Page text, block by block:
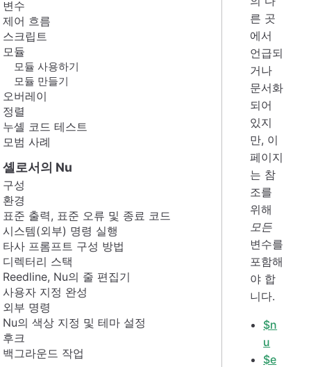
변수
제어 흐름
스크립트
모듈
모듈 사용하기
모듈 만들기
오버레이
정렬
누셸 코드 테스트
모범 사례
셸로서의 Nu
구성
환경
표준 출력, 표준 오류 및 종료 코드
시스템(외부) 명령 실행
타사 프롬프트 구성 방법
디렉터리 스택
Reedline, Nu의 줄 편집기
사용자 지정 완성
외부 명령
Nu의 색상 지정 및 테마 설정
후크
백그라운드 작업
른 곳
에서
언급되
거나
문서화
되어
있지
만, 이
페이지
는 참
조를
위해
모든
변수를
포함해
야 합
니다.
$n
u
$e